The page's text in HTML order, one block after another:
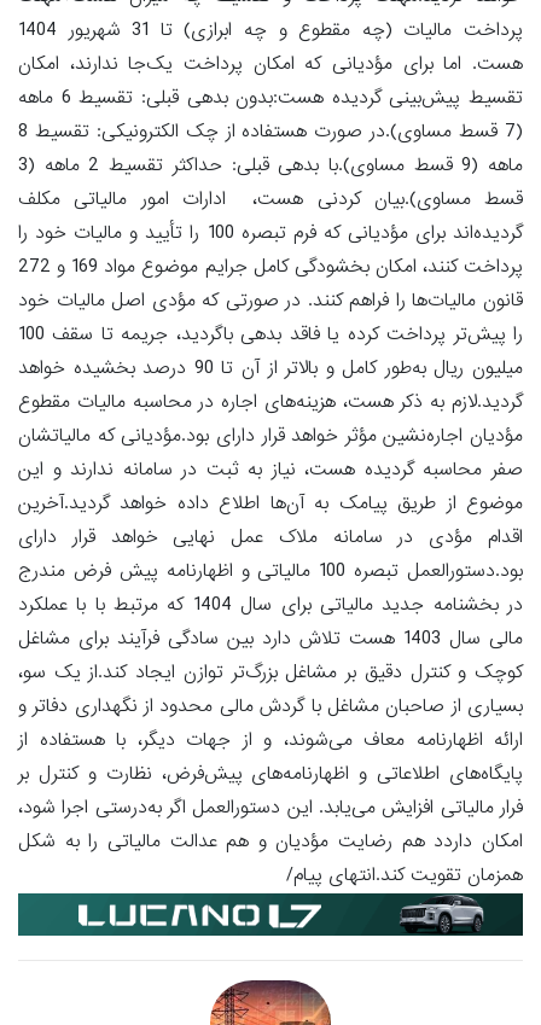
پرداخت مالیات (چه مقطوع و چه ابرازی) تا 31 شهریور 1404
هست. اما برای مؤدیانی که امکان پرداخت یک‌جا ندارند، امکان
تقسیط پیش‌بینی گردیده هست:بدون بدهی قبلی: تقسیط 6 ماهه
(7 قسط مساوی).در صورت هستفاده از چک الکترونیکی: تقسیط 8
ماهه (9 قسط مساوی).با بدهی قبلی: حداکثر تقسیط 2 ماهه (3
قسط مساوی).بیان کردنی هست، ادارات امور مالیاتی مکلف
گردیده‌اند برای مؤدیانی که فرم تبصره 100 را تأیید و مالیات خود را
پرداخت کنند، امکان بخشودگی کامل جرایم موضوع مواد 169 و 272
قانون مالیات‌ها را فراهم کنند. در صورتی که مؤدی اصل مالیات خود
را پیش‌تر پرداخت کرده یا فاقد بدهی باگردید، جریمه تا سقف 100
میلیون ریال به‌طور کامل و بالاتر از آن تا 90 درصد بخشیده خواهد
گردید.لازم به ذکر هست، هزینه‌های اجاره در محاسبه مالیات مقطوع
مؤدیان اجاره‌نشین مؤثر خواهد قرار دارای بود.مؤدیانی که مالیاتشان
صفر محاسبه گردیده هست، نیاز به ثبت در سامانه ندارند و این
موضوع از طریق پیامک به آن‌ها اطلاع داده خواهد گردید.آخرین
اقدام مؤدی در سامانه ملاک عمل نهایی خواهد قرار دارای
بود.دستورالعمل تبصره 100 مالیاتی و اظهارنامه پیش فرض مندرج
در بخشنامه جدید مالیاتی برای سال 1404 که مرتبط با با عملکرد
مالی سال 1403 هست تلاش دارد بین سادگی فرآیند برای مشاغل
کوچک و کنترل دقیق بر مشاغل بزرگ‌تر توازن ایجاد کند.از یک سو،
بسیاری از صاحبان مشاغل با گردش مالی محدود از نگهداری دفاتر و
ارائه اظهارنامه معاف می‌شوند، و از جهات دیگر، با هستفاده از
پایگاه‌های اطلاعاتی و اظهارنامه‌های پیش‌فرض، نظارت و کنترل بر
فرار مالیاتی افزایش می‌یابد. این دستورالعمل اگر به‌درستی اجرا شود،
امکان داردد هم رضایت مؤدیان و هم عدالت مالیاتی را به شکل
همزمان تقویت کند.انتهای پیام/